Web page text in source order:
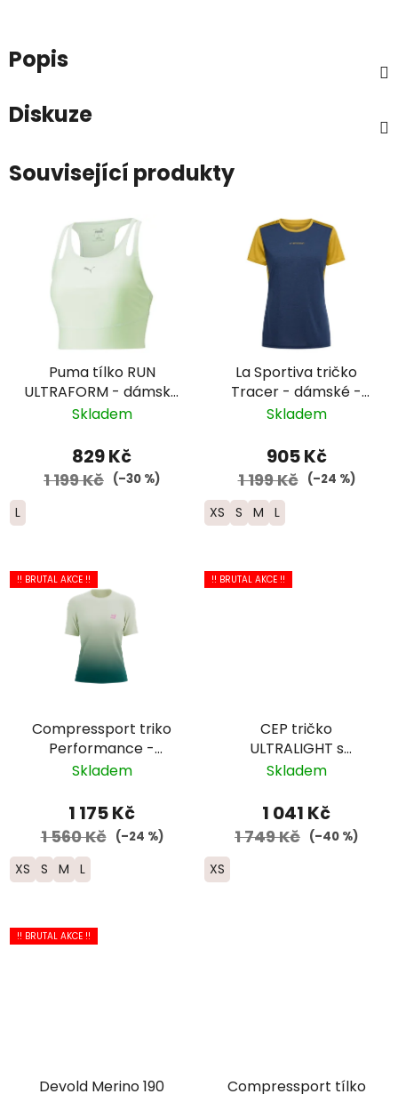
Popis
Diskuze
Související produkty
Puma tílko RUN
ULTRAFORM - dámské
- zelené
Skladem
829 Kč
1 199 Kč (–30 %)
L
La Sportiva tričko
Tracer - dámské -
tmavě modrá/žlutá
Skladem
905 Kč
1 199 Kč (–24 %)
XS S M L
!! BRUTAL AKCE !!
Compressport triko
Performance -
dámské - bílá/černá
Skladem
1 175 Kč
1 560 Kč (–24 %)
XS S M L
!! BRUTAL AKCE !!
CEP tričko
ULTRALIGHT s
krátkým rukávem -
Skladem
1 041 Kč
1 749 Kč (–40 %)
XS
!! BRUTAL AKCE !!
Devold Merino 190 Compressport tílko